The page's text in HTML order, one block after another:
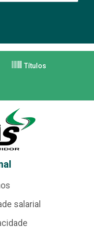
Títulos
salarial